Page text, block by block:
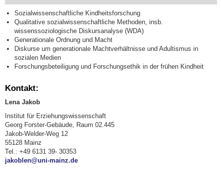
Sozialwissenschaftliche Kindheitsforschung
Qualitative sozialwissenschaftliche Methoden, insb.
wissenssoziologische Diskursanalyse (WDA)
Generationale Ordnung und Macht
Diskurse um generationale Machtverhältnisse und Adultismus in
sozialen Medien
Forschungsbeteiligung und Forschungsethik in der frühen Kindheit
Kontakt:
Lena Jakob
Institut für Erziehungswissenschaft
Georg Forster-Gebäude, Raum 02.445
Jakob-Welder-Weg 12
55128 Mainz
Tel.: +49 6131 39- 30353
jakoblen@uni-mainz.de